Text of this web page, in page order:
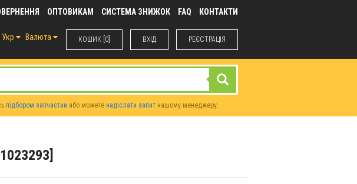
ОПТОВИКАМ СИСТЕМА ЗНИЖОК FAQ КОНТАКТИ
КОШИК [0] ВХIД РЕЄСТРАЦІЯ
Укр Валюта
підбором запчастин або можете надіслати запит нашому менеджеру.